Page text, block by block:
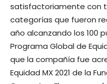
satisfactoriamente con
categorías que fueron
año alcanzando los 100
Programa Global de
que la compañía fue
Equidad MX 2021 de la